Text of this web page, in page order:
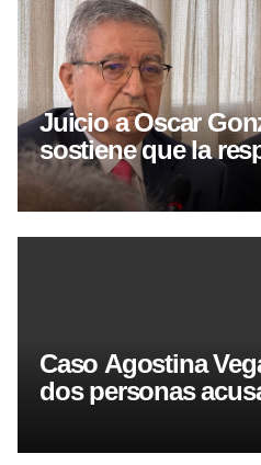
Juicio a Oscar
sostiene que la
está acreditada
Caso Agostina
dos personas